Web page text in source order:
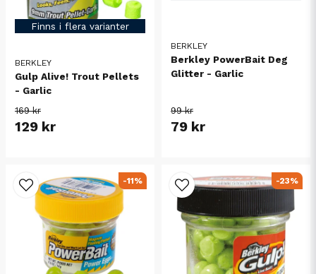
Finns i flera varianter
BERKLEY
Gulp Alive! Trout Pellets
- Garlic
169 kr
129 kr
BERKLEY
Berkley PowerBait Deg
Glitter - Garlic
99 kr
79 kr
-11% -23%